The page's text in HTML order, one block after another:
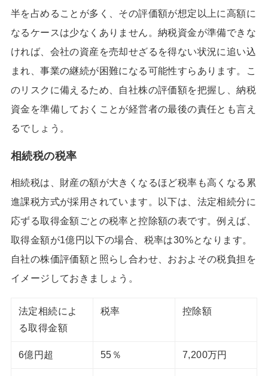
半を占めることが多く、その評価額が想定以上に高額に
なるケースは少なくありません。納税資金が準備できな
ければ、会社の資産を売却せざるを得ない状況に追い込
まれ、事業の継続が困難になる可能性すらあります。こ
のリスクに備えるため、自社株の評価額を把握し、納税
資金を準備しておくことが経営者の最後の責任とも言え
るでしょう。
相続税の税率
相続税は、財産の額が大きくなるほど税率も高くなる累
進課税方式が採用されています。以下は、法定相続分に
応ずる取得金額ごとの税率と控除額の表です。例えば、
取得金額が1億円以下の場合、税率は30%となります。
自社の株価評価額と照らし合わせ、おおよその税負担を
イメージしておきましょう。
法定相続によ
る取得金額
税率 控除額
6億円超 55％ 7,200万円